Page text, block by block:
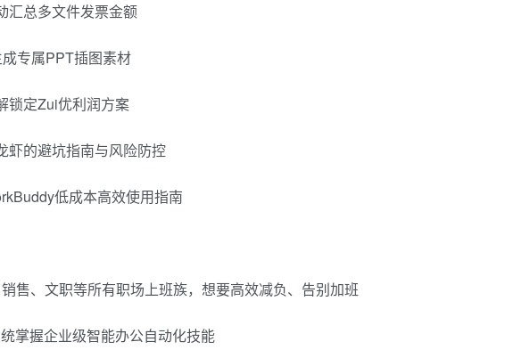
汇总多文件发票金额
专属PPT插图素材
锁定Zui优利润方案
虾的避坑指南与风险防控
低成本高效使用指南
售、文职等所有职场上班族，想要高效减负、告别加班
掌握企业级智能办公自动化技能